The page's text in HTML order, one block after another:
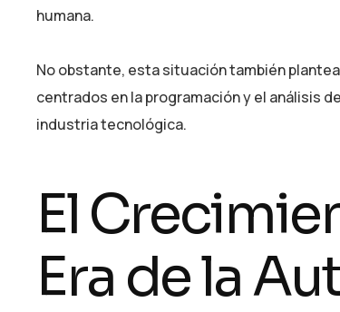
humana.
No obstante, esta situación también
centrados en la programación y el análisis
industria tecnológica.
El
Era de la